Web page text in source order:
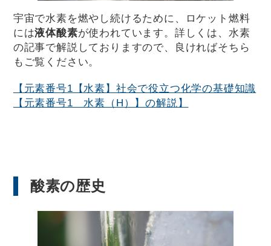
宇宙で水素を燃やし続けるために、ロケット燃料
には液体酸素が使われています。詳しくは、水素
の記事で解説しておりますので、良ければそちら
もご覧ください。
【元素番号1【水素】社会で役立つ化学の基礎知識
【元素番号1 水素（H）】の解説】
酸素の歴史